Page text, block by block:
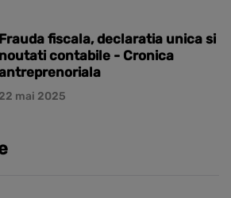
Frauda fiscala, declaratia unica si
noutati contabile - Cronica
22 mai 2025